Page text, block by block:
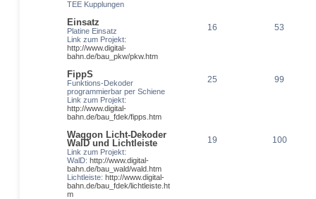
TEE Kupplungen
Einsatz
Platine Einsatz
Link zum Projekt:
http://www.digital-
bahn.de/bau_pkw/pkw.htm
16 53
FippS
Funktions-Dekoder
programmierbar per Schiene
Link zum Projekt:
http://www.digital-
bahn.de/bau_fdek/fipps.htm
25 99
Waggon Licht-Dekoder
WalD und Lichtleiste
Link zum Projekt:
WalD: http://www.digital-
bahn.de/bau_wald/wald.htm
Lichtleiste: http://www.digital-
bahn.de/bau_fdek/lichtleiste.ht
m
19 100